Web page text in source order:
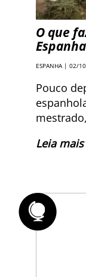
O que
Espanha
ESPANHA| 02/
Pouco
Leia mais